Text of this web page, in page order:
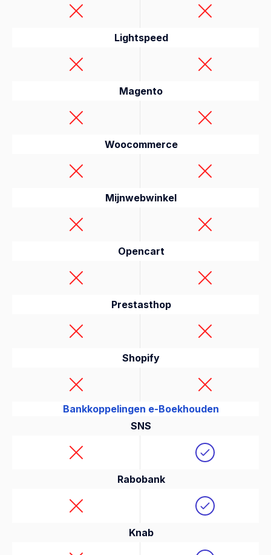
Lightspeed
Magento
Woocommerce
Mijnwebwinkel
Opencart
Prestasthop
Shopify
Bankkoppelingen e-Boekhouden
SNS
Rabobank
Knab